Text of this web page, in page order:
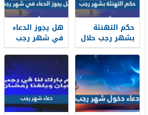
حكم التهنئة
بشهر رجب حلال
ام حرام
هل يجوز الدعاء
في شهر رجب